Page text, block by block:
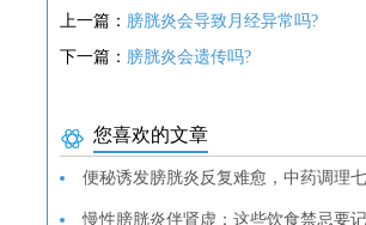
上一篇： 膀胱炎会导致月经异常吗?
下一篇： 膀胱炎会遗传吗?
您喜欢的文章
便秘诱发膀胱炎反复难愈，中药调理
慢性膀胱炎伴肾虚：这些饮食禁忌要